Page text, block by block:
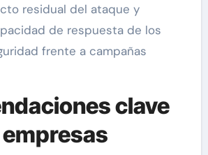
residual del ataque y
de respuesta de los
frente a campañas
clave